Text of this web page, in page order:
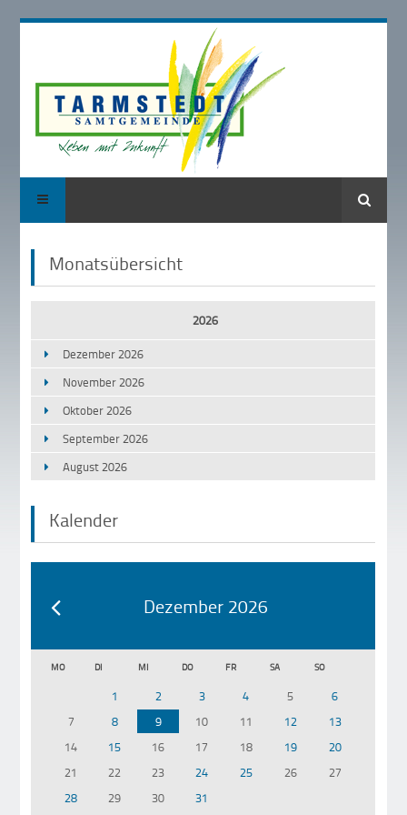
Suche
Monatsübersicht
2026
Dezember 2026
November 2026
Oktober 2026
September 2026
August 2026
Kalender
Dezember 2026
MO DI MI DO FR SA SO
1 2 3 4 5
6
7
8 9 10 11 12
13
14
15 16 17 18 19
20
21
22 23 24 25 26
27
28
29 30 31